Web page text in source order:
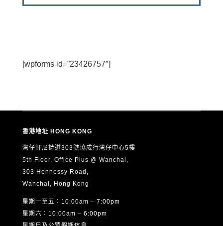
[wpforms id=”23426757″]
香港地址 HONG KONG
灣仔軒尼詩道303號協成行灣仔中心5樓
5th Floor, Office Plus @ Wanchai,
303 Hennessy Road,
Wanchai, Hong Kong
星期一至五：10:00am – 7:00pm
星期六：10:00am – 6:00pm